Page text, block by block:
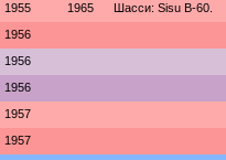
1955 1965 Шасси: Sisu B-60.
1956
1956
1956
1957
1957